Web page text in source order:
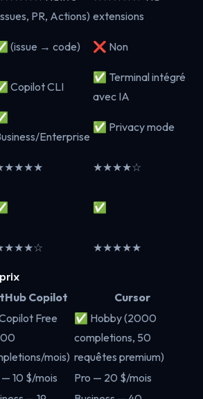
PR, Actions) extensions
(issue → code) ❌ Non
Copilot CLI
✅ Terminal intégré
avec IA
Enterprise
✅ Privacy mode
★★★★☆
✅
★★★★★
Copilot Cursor
Free
mois)
✅ Hobby (2000
completions, 50
requêtes premium)
— 10 $/mois
Pro — 20 $/mois